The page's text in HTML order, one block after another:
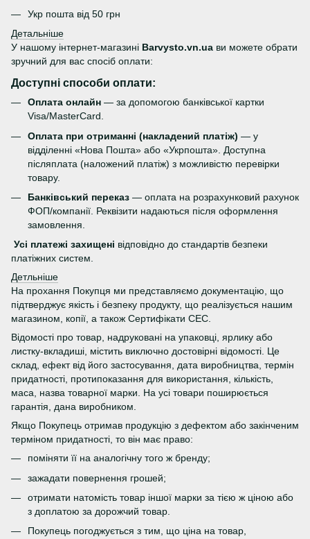
Укр пошта від 50 грн
Детальніше
У нашому інтернет-магазині Barvysto.vn.ua ви можете обрати
зручний для вас спосіб оплати:
Доступні способи оплати:
Оплата онлайн — за допомогою банківської картки
Visa/MasterCard.
Оплата при отриманні (накладений платіж) — у
відділенні «Нова Пошта» або «Укрпошта». Доступна
післяплата (наложений платіж) з можливістю перевірки
товару.
Банківський переказ — оплата на розрахунковий рахунок
ФОП/компанії. Реквізити надаються після оформлення
замовлення.
Усі платежі захищені відповідно до стандартів безпеки
платіжних систем.
Детльніше
На прохання Покупця ми представляємо документацію, що
підтверджує якість і безпеку продукту, що реалізується нашим
магазином, копії, а також Сертифікати СЕС.
Відомості про товар, надруковані на упаковці, ярлику або
листку-вкладиші, містить виключно достовірні відомості. Це
склад, ефект від його застосування, дата виробництва, термін
придатності, протипоказання для використання, кількість,
маса, назва товарної марки. На усі товари поширюється
гарантія, дана виробником.
Якщо Покупець отримав продукцію з дефектом або закінченим
терміном придатності, то він має право:
поміняти її на аналогічну того ж бренду;
зажадати повернення грошей;
отримати натомість товар іншої марки за тією ж ціною або
з доплатою за дорожчий товар.
Покупець погоджується з тим, що ціна на товар,